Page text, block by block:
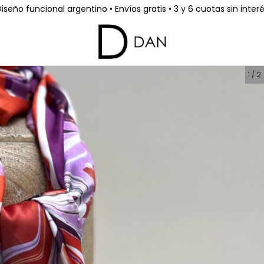
funcional argentino • Envíos gratis • 3 y 6 cuotas sin
1 / 2